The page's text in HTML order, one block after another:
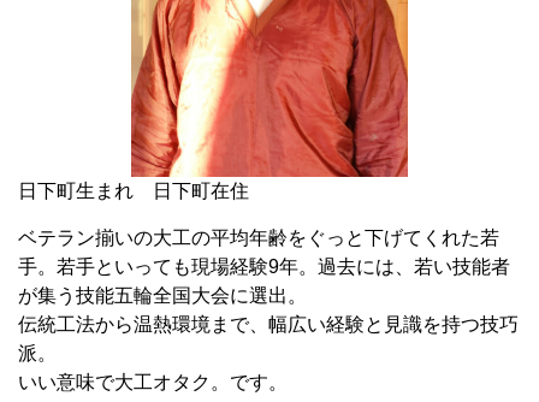
日下町生まれ 日下町在住
ベテラン揃いの大工の平均年齢をぐっと下げてくれた若
手。若手といっても現場経験9年。 過去には、若い技能者
が集う技能五輪全国大会に選出。
伝統工法から温熱環境まで、幅広い経験と見識を持つ技巧
派。
いい意味で大工オタク。です。